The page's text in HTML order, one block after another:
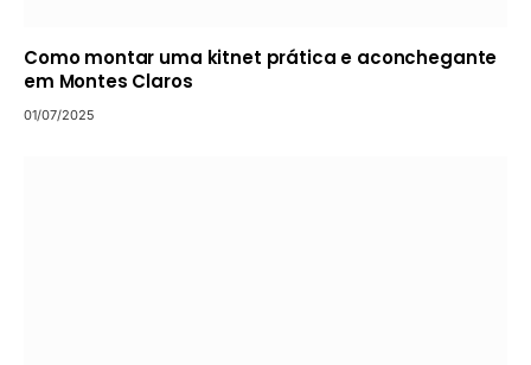
Como montar uma kitnet prática e aconchegante
em Montes Claros
01/07/2025